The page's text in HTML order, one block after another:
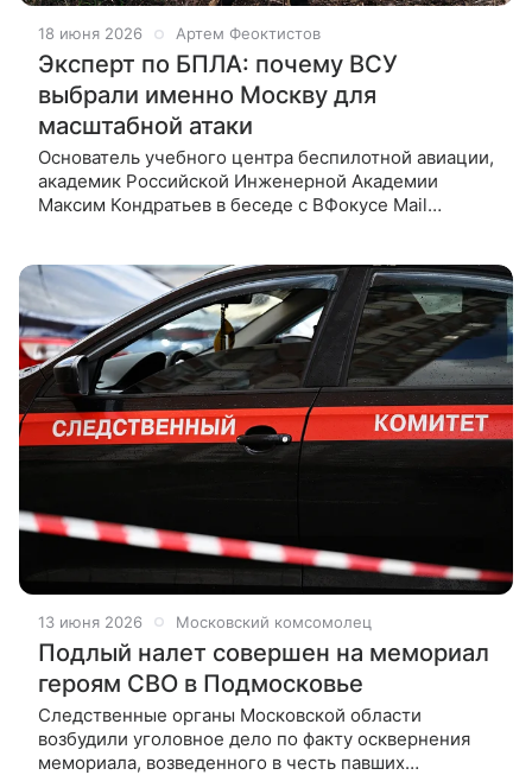
18 июня 2026 Артем Феоктистов
Эксперт по БПЛА: почему ВСУ
выбрали именно Москву для
масштабной атаки
Основатель учебного центра беспилотной авиации,
академик Российской Инженерной Академии
Максим Кондратьев в беседе с ВФокусе Mail
13 июня 2026 Московский комсомолец
Подлый налет совершен на мемориал
героям СВО в Подмосковье
Следственные органы Московской области
возбудили уголовное дело по факту осквернения
мемориала, возведенного в честь павших